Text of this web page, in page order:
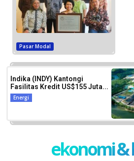
Pasar Modal
Indika (INDY) Kantongi
Fasilitas Kredit US$155 Juta...
Energi
ekonomi &